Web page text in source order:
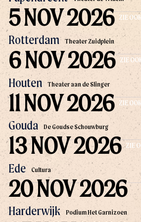
Rotterdam Theater Zuidplein
ZIE
5 NOV 2026
Houten Theater aan de Slinger
ZIE
6 NOV 2026
Gouda De Goudse Schouwburg
ZIE OOK
11 NOV 2026
Ede Cultura
ZIE
13 NOV 2026
Harderwijk Podium Het Garnizoen
20 NOV 2026